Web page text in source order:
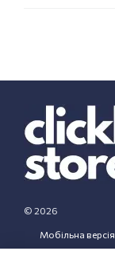
© 2026
Мобільна версія